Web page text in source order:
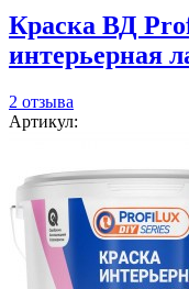
Краска ВД
интерьерная
2 отзыва
Артикул: